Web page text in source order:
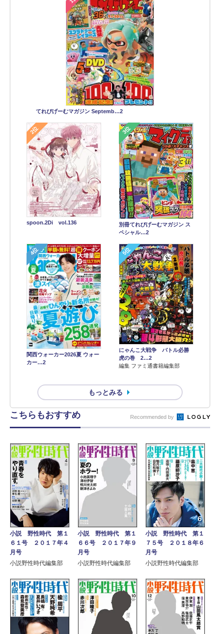
てれびげーむマガジン Septemb…2
2位
spoon.2Di vol.136
3位
別冊てれびげーむマガジン ス
ペシャル…2
4位
関西ウォーカー2026夏 ウォー
カー…2
5位
にゃんこ大戦争 バトル必勝
虎の巻 2…2
編集 ファミ通書籍編集部
もっとみる
こちらもおすすめ Recommended by
小説 野性時代 第１
６１号 ２０１７年４
月号
小説野性時代編集部
小説 野性時代 第１
６６号 ２０１７年９
月号
小説野性時代編集部
小説 野性時代 第１
７５号 ２０１８年６
月号
小説野性時代編集部